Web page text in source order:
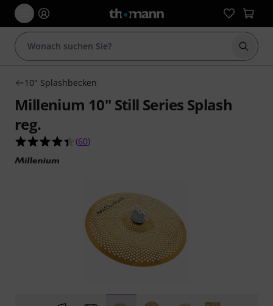
Suche
10" Splashbecken
Millenium 10" Still Series Splash
reg.
4.4 von 5 Sternen aus 60 Kundenbewertungen
(60)